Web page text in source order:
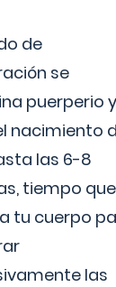
de
se
puerperio
nacimiento
las 6-8
tiempo que
tu cuerpo
las